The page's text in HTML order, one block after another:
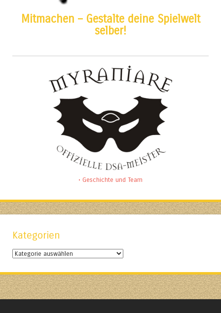
Mitmachen – Gestalte deine Spielwelt
selber!
• Geschichte und Team
Kategorien
Kategorien